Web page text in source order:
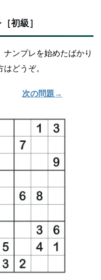
初級］
ンプレを始めたばかり
どうぞ。
次の問題→